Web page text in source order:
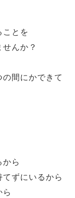
ことを
んか？
間にかできて
から
てずにいるから
ら